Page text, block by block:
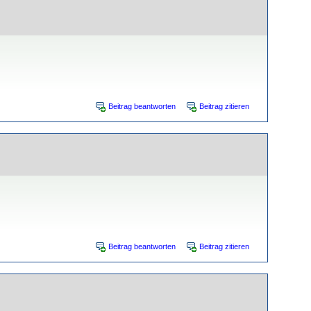
Beitrag beantworten Beitrag zitieren
Beitrag beantworten Beitrag zitieren